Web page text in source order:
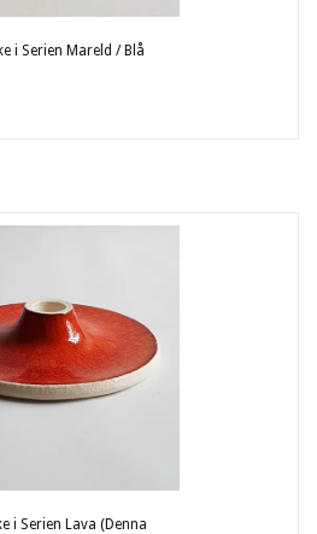
i Serien Mareld / Blå
i Serien Lava (Denna